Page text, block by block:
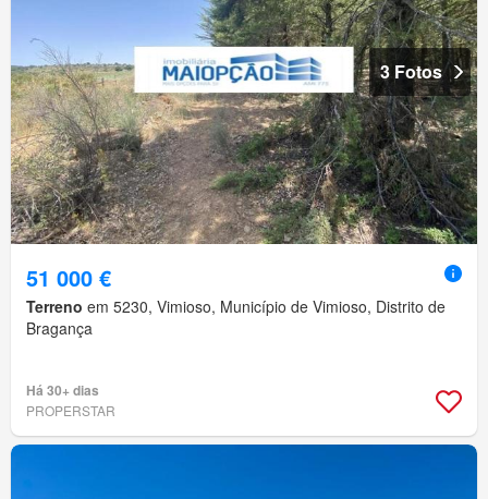
3 Fotos
51 000 €
Terreno em 5230, Vimioso, Município de Vimioso, Distrito de
Bragança
Há 30+ dias
PROPERSTAR